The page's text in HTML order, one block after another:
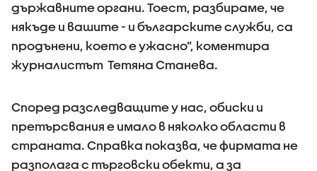
държавните органи. Тоест, разбираме, че
някъде и вашите - и българските служби, са
продънени, което е ужасно”, коментира
журналистът Тетяна Станева.
Според разследващите у нас, обиски и
претърсвания е имало в няколко области в
страната. Справка показва, че фирмата не
разполага с търговски обекти, а за